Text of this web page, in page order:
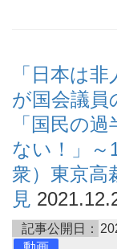
「日本は
が国会議員
「国民の
ない！」～
衆）東京高
見
記事公開日：